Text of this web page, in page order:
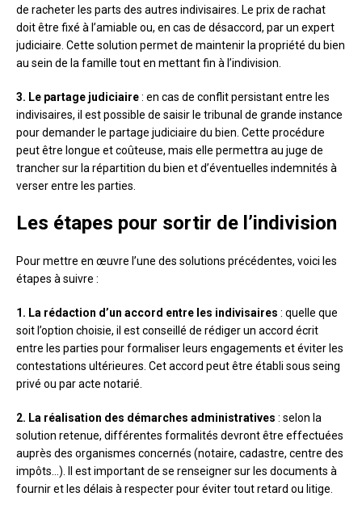
de racheter les parts des autres indivisaires. Le prix de rachat
doit être fixé à l’amiable ou, en cas de désaccord, par un expert
judiciaire. Cette solution permet de maintenir la propriété du bien
au sein de la famille tout en mettant fin à l’indivision.
3. Le partage judiciaire: en cas de conflit persistant entre les
indivisaires, il est possible de saisir le tribunal de grande instance
pour demander le partage judiciaire du bien. Cette procédure
peut être longue et coûteuse, mais elle permettra au juge de
trancher sur la répartition du bien et d’éventuelles indemnités à
verser entre les parties.
Les étapes pour sortir de l’indivision
Pour mettre en œuvre l’une des solutions précédentes, voici les
étapes à suivre :
1. La rédaction d’un accord entre les indivisaires : quelle que
soit l’option choisie, il est conseillé de rédiger un accord écrit
entre les parties pour formaliser leurs engagements et éviter les
contestations ultérieures. Cet accord peut être établi sous seing
privé ou par acte notarié.
2. La réalisation des démarches administratives : selon la
solution retenue, différentes formalités devront être effectuées
auprès des organismes concernés (notaire, cadastre, centre des
impôts…). Il est important de se renseigner sur les documents à
fournir et les délais à respecter pour éviter tout retard ou litige.